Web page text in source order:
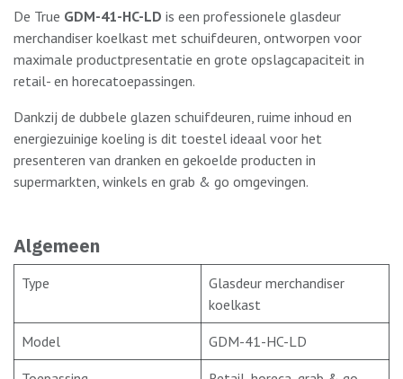
De True GDM-41-HC-LD is een professionele glasdeur
merchandiser koelkast met schuifdeuren, ontworpen voor
maximale productpresentatie en grote opslagcapaciteit in
retail- en horecatoepassingen.
Dankzij de dubbele glazen schuifdeuren, ruime inhoud en
energiezuinige koeling is dit toestel ideaal voor het
presenteren van dranken en gekoelde producten in
supermarkten, winkels en grab & go omgevingen.
Algemeen
Type
Glasdeur merchandiser
koelkast
Model GDM-41-HC-LD